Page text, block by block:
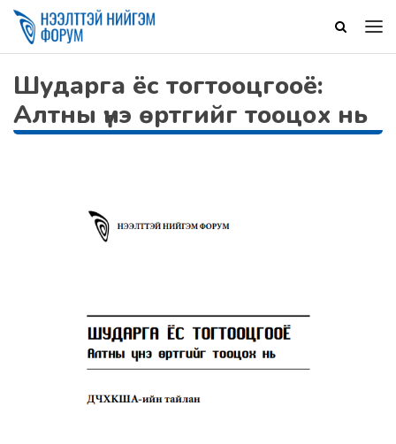
Шударга ёс тогтооцгооё:
Алтны үнэ өртгийг тооцох нь